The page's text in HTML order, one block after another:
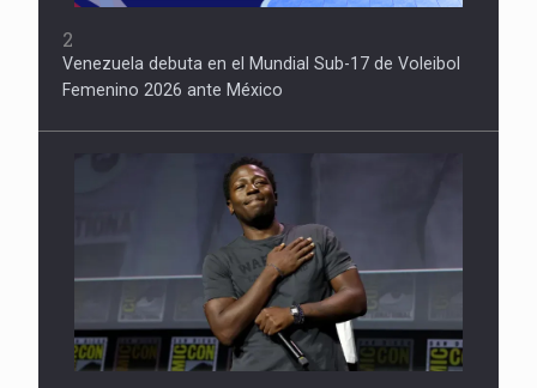
2
Venezuela debuta en el Mundial Sub-17 de Voleibol
Femenino 2026 ante México